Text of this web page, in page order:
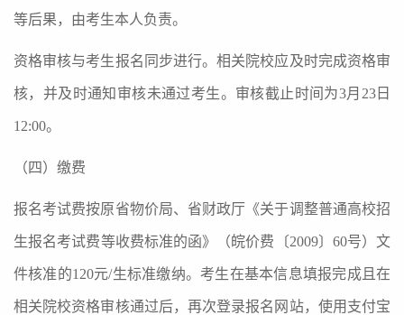
等后果，由考生本人负责。
资格审核与考生报名同步进行。相关院校应及时完成资格审
核，并及时通知审核未通过考生。审核截止时间为3月 23日
12:00。
（四）缴费
报名考试费按原省物价局、省财政厅《关于调整普通高校招
生报名考试费等收费标准的函》（皖价费〔2009〕 60号）文
件核准的120元/生标准缴纳。考生在基本信息填报完成且在
相关院校资格审核通过后，再次登录报名网站，使用支付宝